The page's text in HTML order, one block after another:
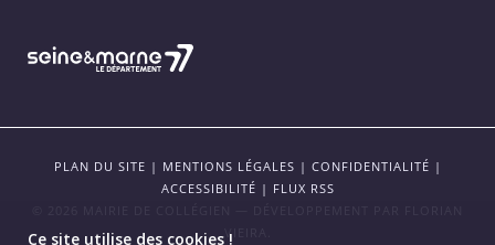
Ce site utilise des cookies !
PLAN DU SITE | MENTIONS LÉGALES | CONFIDENTIALITÉ |
ACCESSIBILITÉ | FLUX RSS
VIEIRA